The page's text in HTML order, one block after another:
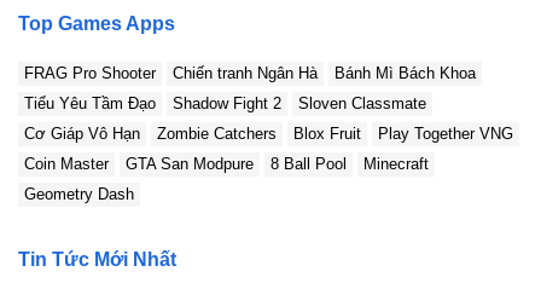
Top Games Apps
FRAG Pro Shooter Chiến tranh Ngân Hà
Bánh Mì Bách Khoa
Tiểu Yêu Tầm Đạo
Shadow Fight 2
Sloven Classmate
Cơ Giáp Vô Hạn
Zombie Catchers Blox Fruit
Play Together VNG
Coin Master
GTA San Modpure 8 Ball Pool
Minecraft
Geometry Dash
Tin Tức Mới Nhất